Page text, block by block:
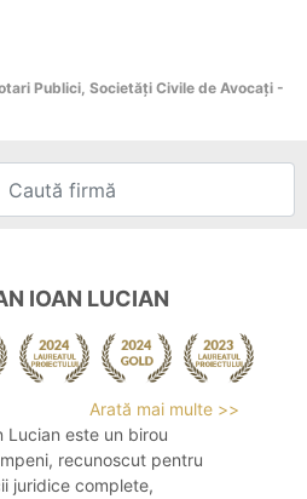
Publici, Societăți Civile de Avocați -
IOAN LUCIAN
Arată mai multe >>
Lucian este un birou
recunoscut pentru
juridice complete,